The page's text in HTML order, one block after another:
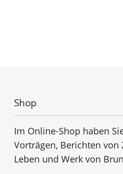
Shop
Im Online-Shop haben
Vorträgen, Berichten
Leben und Werk von